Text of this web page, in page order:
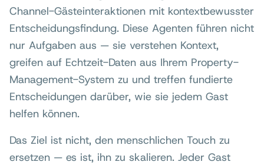
Channel-Gästeinteraktionen mit kontextbewusster
Entscheidungsfindung. Diese Agenten führen nicht
nur Aufgaben aus — sie verstehen Kontext,
greifen auf Echtzeit-Daten aus Ihrem Property-
Management-System zu und treffen fundierte
Entscheidungen darüber, wie sie jedem Gast
helfen können.
Das Ziel ist nicht, den menschlichen Touch zu
ersetzen — es ist, ihn zu skalieren. Jeder Gast